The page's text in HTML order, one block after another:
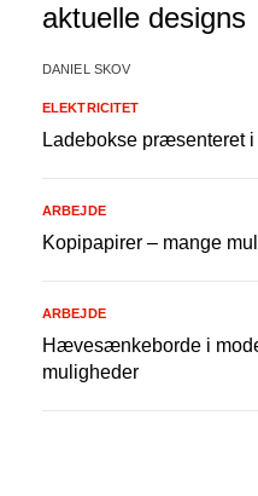
aktuelle designs
DANIEL SKOV
Ladebokse præsenteret
ELEKTRICITET
Kopipapirer – mange
ARBEJDE
Hævesænkeborde i
muligheder
ARBEJDE